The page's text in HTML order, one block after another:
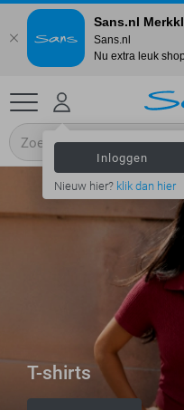
Inloggen
Nieuw hier? klik dan hier
T-shirts
Sans.nl
Sans.nl
Nu extra leuk